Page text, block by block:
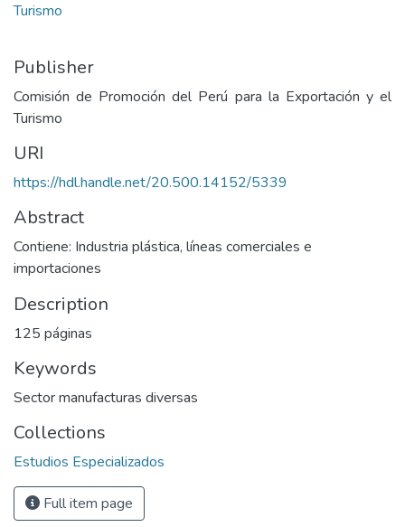
Turismo
Publisher
Comisión de Promoción del Perú para la Exportación y el
Turismo
URI
https://hdl.handle.net/20.500.14152/5339
Abstract
Contiene: Industria plástica, líneas comerciales e
importaciones
Description
125 páginas
Keywords
Sector manufacturas diversas
Collections
Estudios Especializados
Full item page